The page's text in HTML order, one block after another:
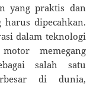
yang praktis dan
dipecahkan.
dalam teknologi
memegang
salah satu
di dunia,